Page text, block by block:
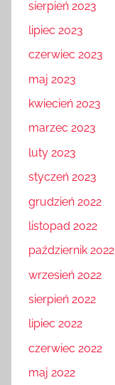
sierpień 2023
lipiec 2023
czerwiec 2023
maj 2023
kwiecień 2023
marzec 2023
luty 2023
styczeń 2023
grudzień 2022
listopad 2022
październik 2022
wrzesień 2022
sierpień 2022
lipiec 2022
czerwiec 2022
maj 2022